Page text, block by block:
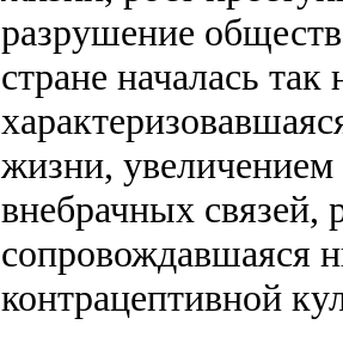
разрушение
стране началась
жизни,
внебрачных связей,
сопровождавшаяся
контрацептивной